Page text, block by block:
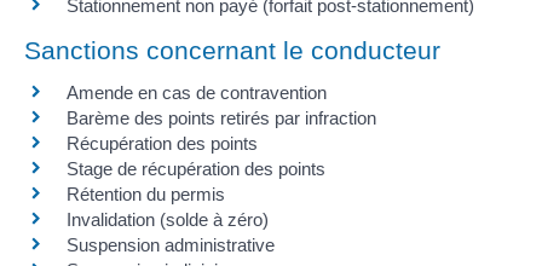
Stationnement non payé (forfait post-stationnement)
Sanctions concernant le conducteur
Amende en cas de contravention
Barème des points retirés par infraction
Récupération des points
Stage de récupération des points
Rétention du permis
Invalidation (solde à zéro)
Suspension administrative